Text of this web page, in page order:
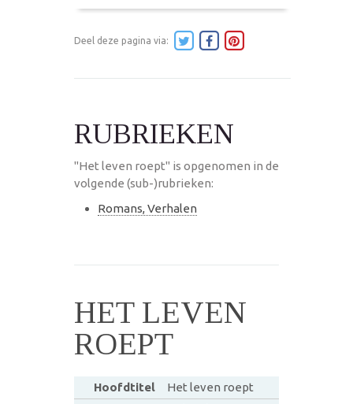
Deel deze pagina via:
RUBRIEKEN
"Het leven roept" is opgenomen in de
volgende (sub-)rubrieken:
Romans, Verhalen
HET LEVEN
ROEPT
Hoofdtitel
Het leven roept